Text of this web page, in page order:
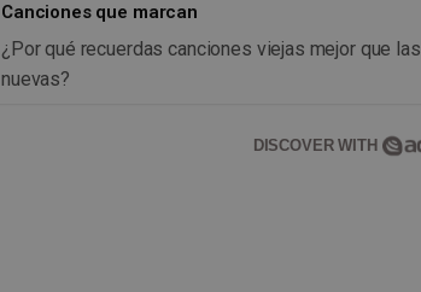
Canciones que marcan
¿Por qué recuerdas canciones viejas mejor que las
nuevas?
DISCOVER WITH